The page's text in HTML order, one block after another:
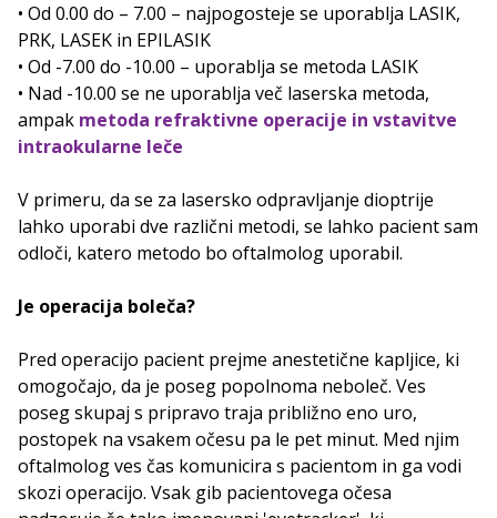
• Od 0.00 do – 7.00 – najpogosteje se uporablja LASIK,
PRK, LASEK in EPILASIK
• Od -7.00 do -10.00 – uporablja se metoda LASIK
• Nad -10.00 se ne uporablja več laserska metoda,
ampak metoda refraktivne operacije in vstavitve
intraokularne leče
V primeru, da se za lasersko odpravljanje dioptrije
lahko uporabi dve različni metodi, se lahko pacient sam
odloči, katero metodo bo oftalmolog uporabil.
Je operacija boleča?
Pred operacijo pacient prejme anestetične kapljice, ki
omogočajo, da je poseg popolnoma neboleč. Ves
poseg skupaj s pripravo traja približno eno uro,
postopek na vsakem očesu pa le pet minut. Med njim
oftalmolog ves čas komunicira s pacientom in ga vodi
skozi operacijo. Vsak gib pacientovega očesa